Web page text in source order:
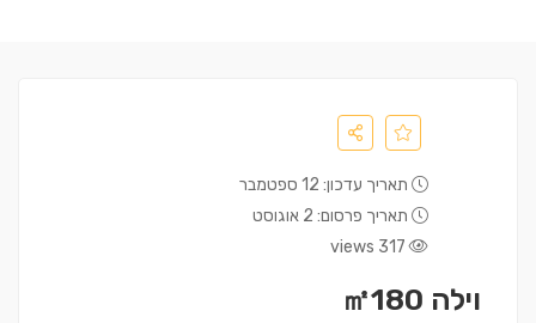
תאריך עדכון: 12 ספטמבר
תאריך פרסום: 2 אוגוסט
317 views
וילה ㎡180